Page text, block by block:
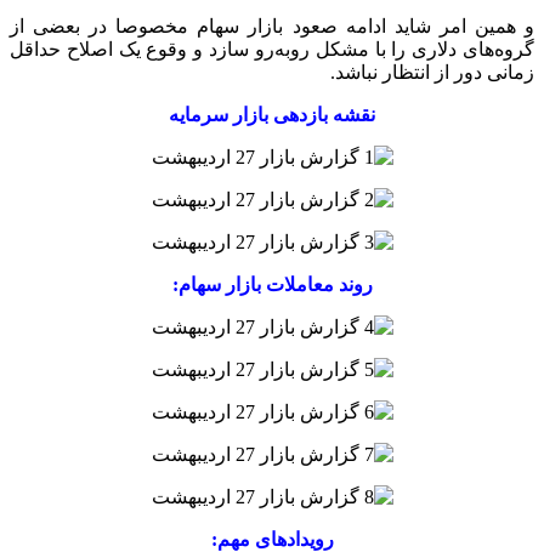
و همین امر شاید ادامه صعود بازار سهام‌ مخصوصا در بعضی از
گروه‌های دلاری را با مشکل روبه‌رو سازد و وقوع یک اصلاح حداقل
زمانی دور از انتظار نباشد.
نقشه بازدهی بازار سرمایه
روند معاملات بازار سهام:
رویدادهای مهم: